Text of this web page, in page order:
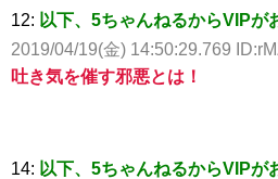
12: 以下、5ちゃんねるからVIPが
2019/04/19(金) 14:50:29.769
吐き気を催す邪悪とは！
14: 以下、5ちゃんねるからVIPが